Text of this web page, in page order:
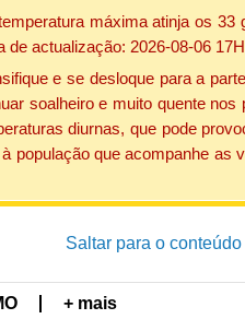
máxima atinja os 33
actualização: 2026-08-06
e se desloque para a
soalheiro e muito quente
diurnas, que pode
população que acompanhe as
Saltar para o conteúdo
+ mais